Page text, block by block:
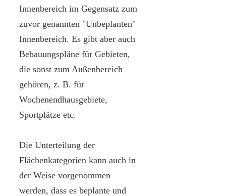
Innenbereich im Gegensatz zum
zuvor genannten "Unbeplanten"
Innenbereich. Es gibt aber auch
Bebauungspläne für Gebieten,
die sonst zum Außenbereich
gehören, z. B. für
Wochenendhausgebiete,
Sportplätze etc.
Die Unterteilung der
Flächenkategorien kann auch in
der Weise vorgenommen
werden, dass es beplante und